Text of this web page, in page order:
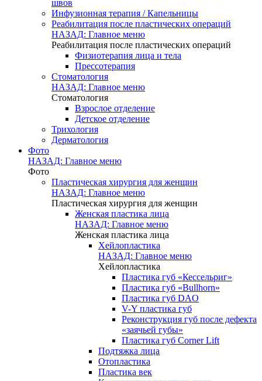
швов
Инфузионная терапия / Капельницы
Реабилитация после пластических операций
НАЗАД: Главное меню
Реабилитация после пластических операций
Физиотерапия лица и тела
Прессотерапия
Стоматология
НАЗАД: Главное меню
Стоматология
Взрослое отделение
Детское отделение
Трихология
Дерматология
Фото
НАЗАД: Главное меню
Фото
Пластическая хирургия для женщин
НАЗАД: Главное меню
Пластическая хирургия для женщин
Женская пластика лица
НАЗАД: Главное меню
Женская пластика лица
Хейлопластика
НАЗАД: Главное меню
Хейлопластика
Пластика губ «Кессельриг»
Пластика губ «Bullhorn»
Пластика губ DAO
V-Y пластика губ
Реконструкция губ после дефекта
«заячьей губы»
Пластика губ Corner Lift
Подтяжка лица
Отопластика
Пластика век